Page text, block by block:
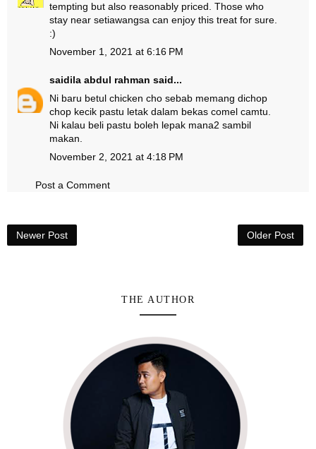
tempting but also reasonably priced. Those who
stay near setiawangsa can enjoy this treat for sure.
:)
November 1, 2021 at 6:16 PM
saidila abdul rahman said...
Ni baru betul chicken cho sebab memang dichop
chop kecik pastu letak dalam bekas comel camtu.
Ni kalau beli pastu boleh lepak mana2 sambil
makan.
November 2, 2021 at 4:18 PM
Post a Comment
Newer Post Older Post
THE AUTHOR